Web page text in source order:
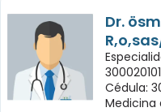
Dr.
Cédula:
Medicina